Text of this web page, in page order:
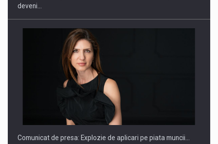
PUTTING ROMANIAN CORPORATE COMPANIES ON THE
INTERNATIONAL BUSINESS SCENE
deveni…
Comunicat de presa: Explozie de aplicari pe piata muncii…